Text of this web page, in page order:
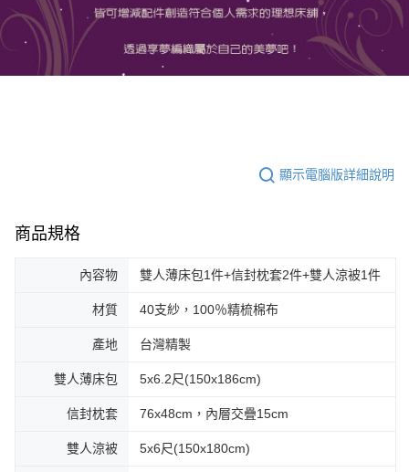
顯示電腦版詳細說明
商品規格
內容物 雙人薄床包1件+信封枕套2件+雙人涼被1件
材質 40支紗，100％精梳棉布
產地 台灣精製
雙人薄床包 5x6.2尺(150x186cm)
信封枕套 76x48cm，內層交疊15cm
雙人涼被 5x6尺(150x180cm)